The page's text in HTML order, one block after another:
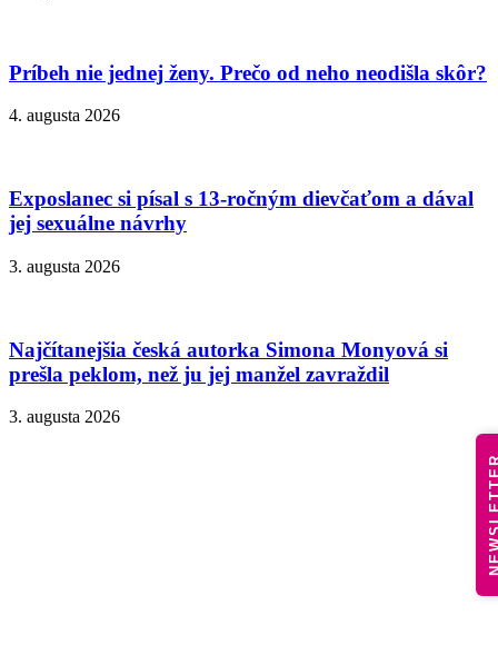
Príbeh nie jednej ženy. Prečo od neho neodišla skôr?
4. augusta 2026
Exposlanec si písal s 13-ročným dievčaťom a dával
jej sexuálne návrhy
3. augusta 2026
Najčítanejšia česká autorka Simona Monyová si
prešla peklom, než ju jej manžel zavraždil
3. augusta 2026